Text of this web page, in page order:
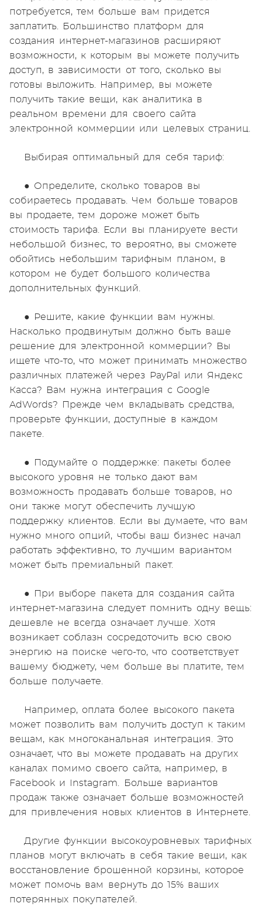
потребуется, тем больше вам придется
заплатить. Большинство платформ для
создания интернет-магазинов расширяют
возможности, к которым вы можете получить
доступ, в зависимости от того, сколько вы
готовы выложить. Например, вы можете
получить такие вещи, как аналитика в
реальном времени для своего сайта
электронной коммерции или целевых страниц.
Выбирая оптимальный для себя тариф:
● Определите, сколько товаров вы
собираетесь продавать. Чем больше товаров
вы продаете, тем дороже может быть
стоимость тарифа. Если вы планируете вести
небольшой бизнес, то вероятно, вы сможете
обойтись небольшим тарифным планом, в
котором не будет большого количества
дополнительных функций.
● Решите, какие функции вам нужны.
Насколько продвинутым должно быть ваше
решение для электронной коммерции? Вы
ищете что-то, что может принимать множество
различных платежей через PayPal или Яндекс
Касса? Вам нужна интеграция с Google
AdWords? Прежде чем вкладывать средства,
проверьте функции, доступные в каждом
пакете.
● Подумайте о поддержке: пакеты более
высокого уровня не только дают вам
возможность продавать больше товаров, но
они также могут обеспечить лучшую
поддержку клиентов. Если вы думаете, что вам
нужно много опций, чтобы ваш бизнес начал
работать эффективно, то лучшим вариантом
может быть премиальный пакет.
● При выборе пакета для создания сайта
интернет-магазина следует помнить одну вещь:
дешевле не всегда означает лучше. Хотя
возникает соблазн сосредоточить всю свою
энергию на поиске чего-то, что соответствует
вашему бюджету, чем больше вы платите, тем
больше получаете.
Например, оплата более высокого пакета
может позволить вам получить доступ к таким
вещам, как многоканальная интеграция. Это
означает, что вы можете продавать на других
каналах помимо своего сайта, например, в
Facebook и Instagram. Больше вариантов
продаж также означает больше возможностей
для привлечения новых клиентов в Интернете.
Другие функции высокоуровневых тарифных
планов могут включать в себя такие вещи, как
восстановление брошенной корзины, которое
может помочь вам вернуть до 15% ваших
потерянных покупателей.